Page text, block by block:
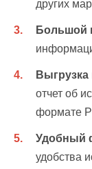
других
Большой
Выгрузка
отчет об
формате
Удобный
удобства